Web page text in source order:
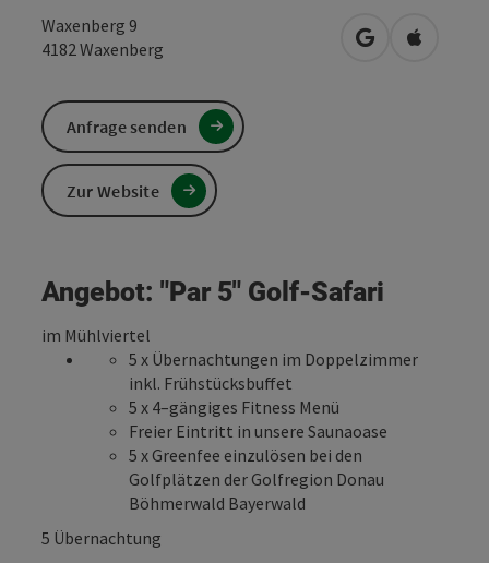
Waxenberg 9
4182Waxenberg in Googlein Apple
Angebot: "Par 5" Golf-Safari
im Mühlviertel
5 x Übernachtungen im Doppelzimmer
inkl. Frühstücksbuffet
5 x 4–gängiges Fitness Menü
Freier Eintritt in unsere Saunaoase
5 x Greenfee einzulösen bei den
Golfplätzen der Golfregion Donau
Böhmerwald Bayerwald
5 Übernachtung
Anfrage senden
Zur Website